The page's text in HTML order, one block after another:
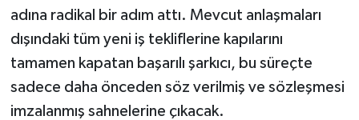
adına radikal bir adım attı. Mevcut anlaşmaları
dışındaki tüm yeni iş tekliflerine kapılarını
tamamen kapatan başarılı şarkıcı, bu süreçte
sadece daha önceden söz verilmiş ve sözleşmesi
imzalanmış sahnelerine çıkacak.